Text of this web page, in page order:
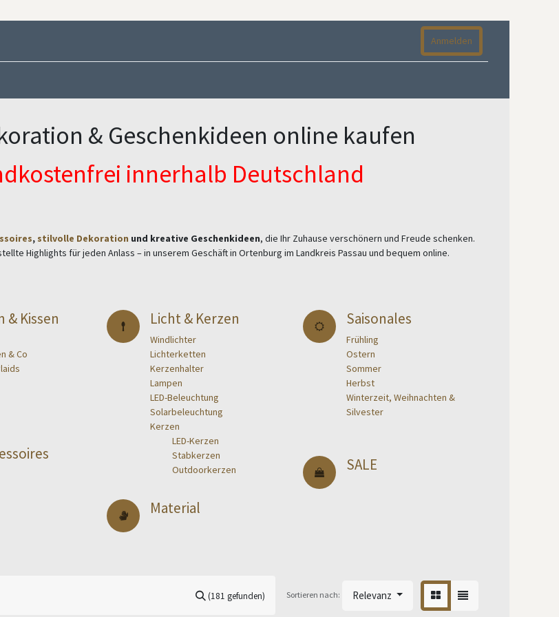
Anmelden
& Geschenkideen online kaufen
innerhalb Deutschland
, stilvolle Dekoration und kreative Geschenkideen, die Ihr Zuhause verschönern und Freude schenken.
Highlights für jeden Anlass – in unserem Geschäft in Ortenburg im Landkreis Passau und bequem online.
& Kissen
& Co
Licht & Kerzen
Windlichter
Lichterketten
Kerzenhalter
Lampen
LED-Beleuchtung
Solarbeleuchtung
Kerzen
​LED-Kerzen
​Stabkerzen
​Outdoorkerzen
Material
Saisonales
Frühling
Ostern
Sommer
Herbst
Winterzeit, Weihnachten &
Silvester
SALE
(181 gefunden) Sortieren nach: Relevanz